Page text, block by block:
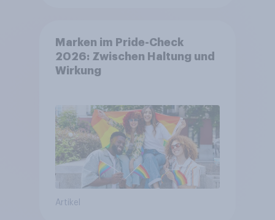
Marken im Pride-Check
2026: Zwischen Haltung und
Wirkung
Artikel